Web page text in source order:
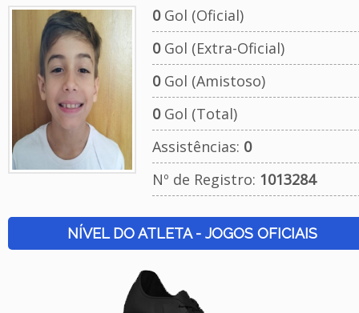
0Gol (Oficial)
0Gol (Extra-Oficial)
0Gol (Amistoso)
0Gol (Total)
Assistências: 0
Nº de Registro: 1013284
NÍVEL DO ATLETA - JOGOS OFICIAIS